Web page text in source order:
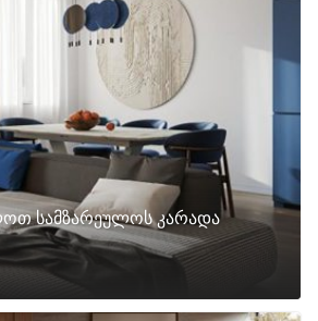
სამზარეულოს კარადა